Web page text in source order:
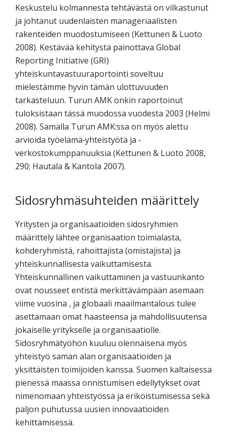
Keskustelu kolmannesta tehtävästä on vilkastunut
ja johtanut uudenlaisten manageriaalisten
rakenteiden muodostumiseen (Kettunen & Luoto
2008). Kestävää kehitystä painottava Global
Reporting Initiative (GRI)
yhteiskuntavastuuraportointi soveltuu
mielestämme hyvin tämän ulottuvuuden
tarkasteluun. Turun AMK onkin raportoinut
tuloksistaan tässä muodossa vuodesta 2003 (Helmi
2008). Samalla Turun AMK:ssa on myös alettu
arvioida työelämä‐yhteistyötä ja ‐
verkostokumppanuuksia (Kettunen & Luoto 2008,
290; Hautala & Kantola 2007).
Sidosryhmäsuhteiden määrittely
Yritysten ja organisaatioiden sidosryhmien
määrittely lähtee organisaation toimialasta,
kohderyhmistä, rahoittajista (omistajista) ja
yhteiskunnallisesta vaikuttamisesta.
Yhteiskunnallinen vaikuttaminen ja vastuunkanto
ovat nousseet entistä merkittävämpään asemaan
viime vuosina , ja globaali maailmantalous tulee
asettamaan omat haasteensa ja mahdollisuutensa
jokaiselle yritykselle ja organisaatiolle.
Sidosryhmätyöhön kuuluu olennaisena myös
yhteistyö saman alan organisaatioiden ja
yksittäisten toimijoiden kanssa. Suomen kaltaisessa
pienessä maassa onnistumisen edellytykset ovat
nimenomaan yhteistyössä ja erikoistumisessa sekä
paljon puhutussa uusien innovaatioiden
kehittämisessä.